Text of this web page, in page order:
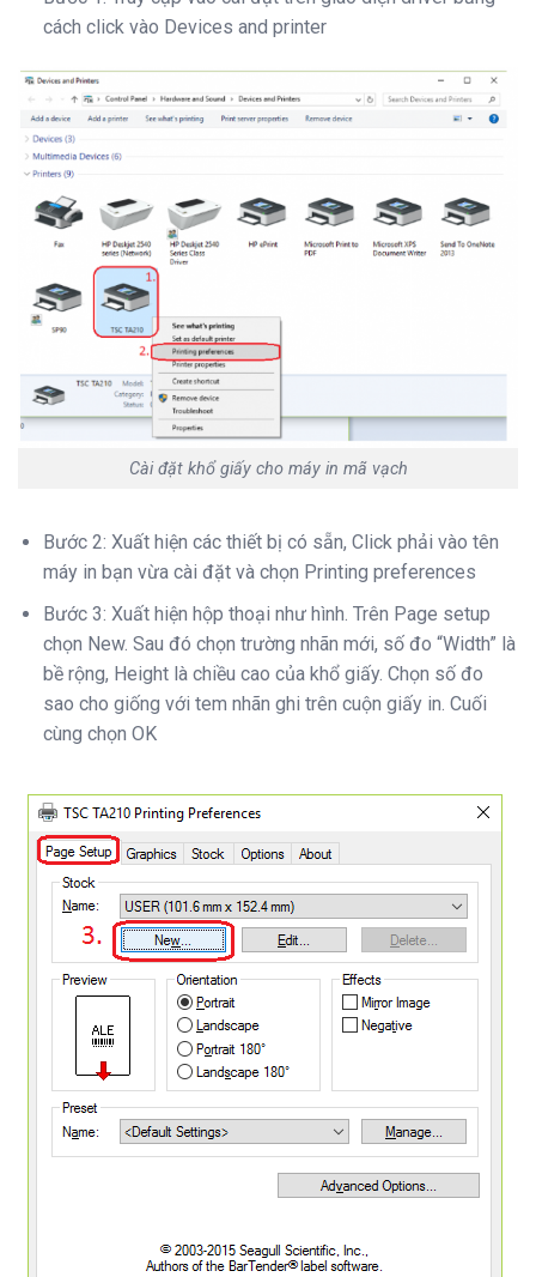
cách click vào Devices and printer
Cài đặt khổ giấy cho máy in mã vạch
Bước 2: Xuất hiện các thiết bị có sẵn, Click phải vào tên
máy in bạn vừa cài đặt và chọn Printing preferences
Bước 3: Xuất hiện hộp thoại như hình. Trên Page setup
chọn New. Sau đó chọn trường nhãn mới, số đo “Width” là
bề rộng, Height là chiều cao của khổ giấy. Chọn số đo
sao cho giống với tem nhãn ghi trên cuộn giấy in. Cuối
cùng chọn OK